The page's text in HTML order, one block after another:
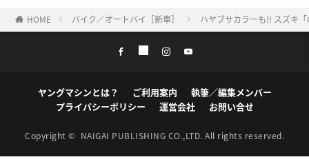
HOME バイク／オートバイ［新車］ ハヤブサカラーも!! スズキ
ヤングマシンとは？ ご利用案内
執筆／編集メンバー
プライバシーポリシー
運営会社 お問い合せ
Copyright © NAIGAI PUBLISHING CO.,LTD. All rights reserved.